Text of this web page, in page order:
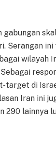
Serangan ini
wilayah
target di
Iran ini
290 lainnya